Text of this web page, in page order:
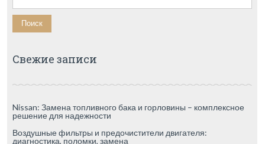
Свежие записи
Nissan: Замена топливного бака и горловины – комплексное
решение для надежности
Воздушные фильтры и предочистители двигателя:
диагностика, поломки, замена